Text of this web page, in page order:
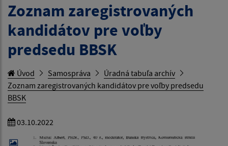
Zoznam zaregistrovaných
kandidátov pre voľby
predsedu BBSK
Úvod Samospráva
Úradná tabuľa archív
Zoznam zaregistrovaných kandidátov pre voľby predsedu
BBSK
03.10.2022